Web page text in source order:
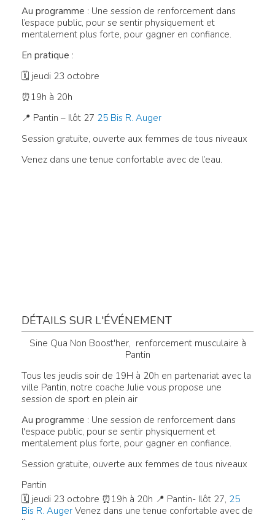
Au programme : Une session de renforcement dans
l’espace public, pour se sentir physiquement et
mentalement plus forte, pour gagner en confiance.
En pratique :
🗓 jeudi 23 octobre
⏰19h à 20h
📍 Pantin – Ilôt 27 25 Bis R. Auger
Session gratuite, ouverte aux femmes de tous niveaux
Venez dans une tenue confortable avec de l’eau.
DÉTAILS SUR L'ÉVÉNEMENT
Sine Qua Non Boost'her, renforcement musculaire à
Pantin
Tous les jeudis soir de 19H à 20h en partenariat avec la
ville Pantin, notre coache Julie vous propose une
session de sport en plein air
Au programme : Une session de renforcement dans
l'espace public, pour se sentir physiquement et
mentalement plus forte, pour gagner en confiance.
Session gratuite, ouverte aux femmes de tous niveaux
Pantin
🗓 jeudi 23 octobre ⏰19h à 20h 📍 Pantin- Ilôt 27, 25
Bis R. Auger Venez dans une tenue confortable avec de